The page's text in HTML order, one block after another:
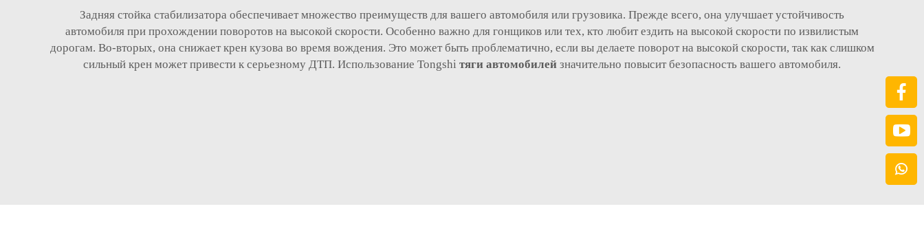
Задняя стойка стабилизатора обеспечивает множество преимуществ для вашего автомобиля или грузовика. Прежде всего, она улучшает устойчивость
автомобиля при прохождении поворотов на высокой скорости. Особенно важно для гонщиков или тех, кто любит ездить на высокой скорости по извилистым
дорогам. Во-вторых, она снижает крен кузова во время вождения. Это может быть проблематично, если вы делаете поворот на высокой скорости, так как слишком
сильный крен может привести к серьезному ДТП. Использование Tongshi тяги автомобилей значительно повысит безопасность вашего автомобиля.